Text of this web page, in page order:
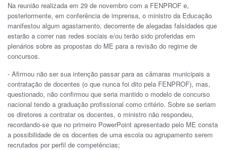
Na reunião realizada em 29 de novembro com a FENPROF e,
posteriormente, em conferência de imprensa, o ministro da Educação
manifestou algum agastamento, decorrente de alegadas falsidades que
estarão a correr nas redes sociais e/ou terão sido proferidas em
plenários sobre as propostas do ME para a revisão do regime de
concursos.
- Afirmou não ser sua intenção passar para as câmaras municipais a
contratação de docentes (o que nunca foi dito pela FENPROF), mas,
questionado, não confirmou que seria mantido o modelo de concurso
nacional tendo a graduação profissional como critério. Sobre se seriam
os diretores a contratar os docentes, o ministro não respondeu,
recordando-se que no primeiro PowerPoint apresentado pelo ME consta
a possibilidade de os docentes de uma escola ou agrupamento serem
recrutados por perfil de competências;